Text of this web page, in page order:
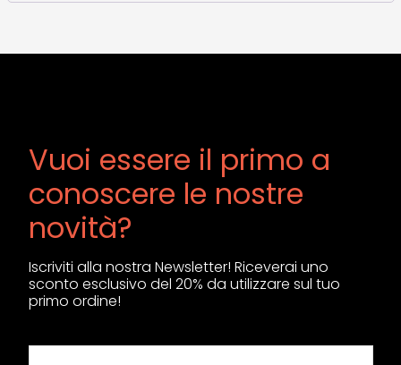
Vuoi essere il primo a
conoscere le nostre
novità?
Iscriviti alla nostra Newsletter! Riceverai uno
sconto esclusivo del 20% da utilizzare sul tuo
primo ordine!